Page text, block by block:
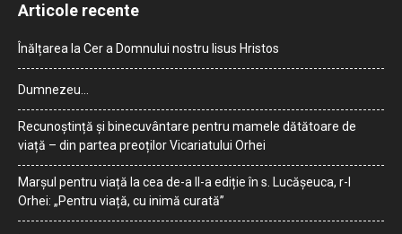
Articole recente
Înălțarea la Cer a Domnului nostru Iisus Hristos
Dumnezeu…
Recunoștință și binecuvântare pentru mamele dătătoare de
viață – din partea preoților Vicariatului Orhei
Marșul pentru viață la cea de-a II-a ediție în s. Lucășeuca, r-l
Orhei: „Pentru viață, cu inimă curată”